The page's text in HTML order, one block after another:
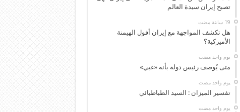
تصبح إيران سيدة العالم
هل تكشف المواجهة مع إيران أفول الهيمنة
الأميركية؟
‏يوم واحد مضت
متى يُوصف رئيس دولة بأنه «غبي»
‏يوم واحد مضت
تفسير الميزان : السيد الطباطبائي
‏يوم واحد مضت